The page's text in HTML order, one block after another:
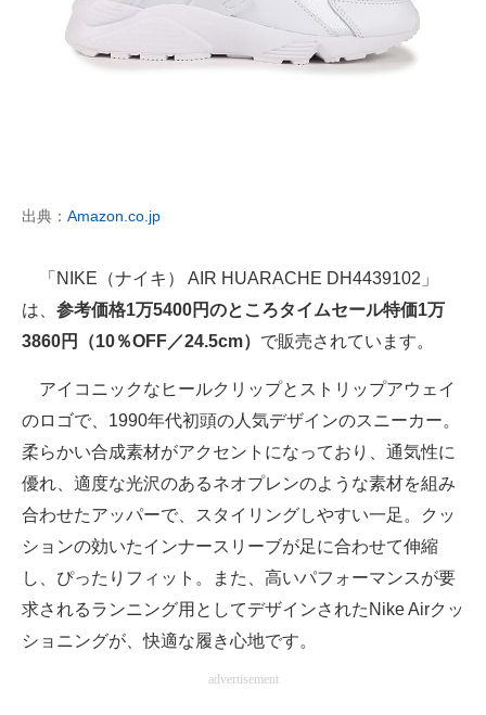
出典： Amazon.co.jp
「NIKE（ナイキ） AIR HUARACHE DH4439102」
は、 参考価格1万5400円のところタイムセール特価1万
3860円（10％OFF／24.5cm） で販売されています。
アイコニックなヒールクリップとストリップアウェイ
のロゴで、1990年代初頭の人気デザインのスニーカー。
柔らかい合成素材がアクセントになっており、通気性に
優れ、適度な光沢のあるネオプレンのような素材を組み
合わせたアッパーで、スタイリングしやすい一足。クッ
ションの効いたインナースリーブが足に合わせて伸縮
し、ぴったりフィット。また、高いパフォーマンスが要
求されるランニング用としてデザインされたNike Airクッ
ショニングが、快適な履き心地です。
advertisement